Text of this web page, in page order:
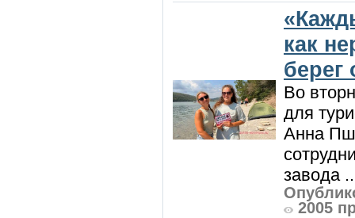
как
берег
Во
для
Анна
завода
2005